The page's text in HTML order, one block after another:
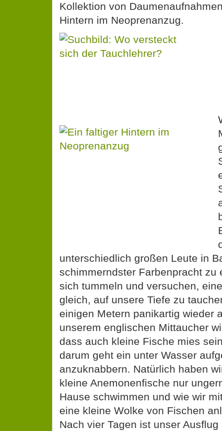
Kollektion von
Hintern im Neoprenanzug.
unterschiedlich großen Leute in
schimmerndster Farbenpracht zu
sich tummeln und versuchen,
gleich, auf unsere Tiefe zu
einigen Metern panikartig wieder
unserem englischen Mittaucher
dass auch kleine Fische mies
darum geht ein unter Wasser
anzuknabbern. Natürlich haben
kleine Anemonenfische nur
Hause schwimmen und wie wir
eine kleine Wolke von Fischen
Nach vier Tagen ist unser